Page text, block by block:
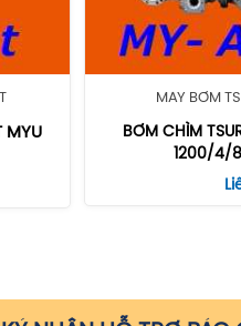
MYU
MÁY BƠM
BƠM CHÌM
1200/4/